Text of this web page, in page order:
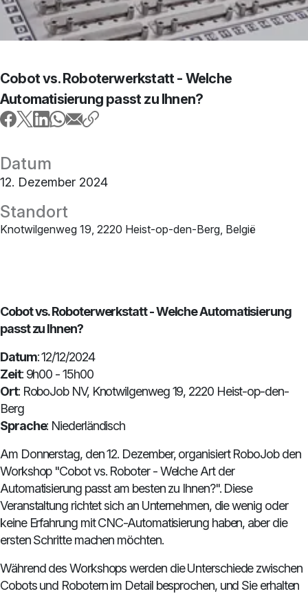
Cobot vs. Roboterwerkstatt - Welche
Automatisierung passt zu Ihnen?
Datum
12. Dezember 2024
Standort
Knotwilgenweg 19, 2220 Heist-op-den-Berg, België
Cobot vs. Roboterwerkstatt - Welche Automatisierung
passt zu Ihnen?
Datum: 12/12/2024
Zeit: 9h00 - 15h00
Ort: RoboJob NV, Knotwilgenweg 19, 2220 Heist-op-den-
Berg
Sprache: Niederländisch
Am Donnerstag, den 12. Dezember, organisiert RoboJob den
Workshop "Cobot vs. Roboter - Welche Art der
Automatisierung passt am besten zu Ihnen?". Diese
Veranstaltung richtet sich an Unternehmen, die wenig oder
keine Erfahrung mit CNC-Automatisierung haben, aber die
ersten Schritte machen möchten.
Während des Workshops werden die Unterschiede zwischen
Cobots und Robotern im Detail besprochen, und Sie erhalten